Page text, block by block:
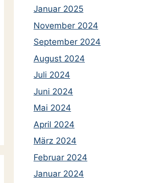
Januar 2025
November 2024
September 2024
August 2024
Juli 2024
Juni 2024
Mai 2024
April 2024
März 2024
Februar 2024
Januar 2024